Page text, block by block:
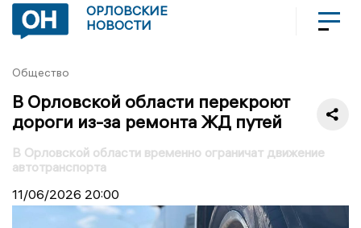
ОРЛОВСКИЕ
НОВОСТИ
Общество
В Орловской области перекроют
дороги из-за ремонта ЖД путей
В Орловской области временно ограничат движение
автотранспорта
11/06/2026 20:00